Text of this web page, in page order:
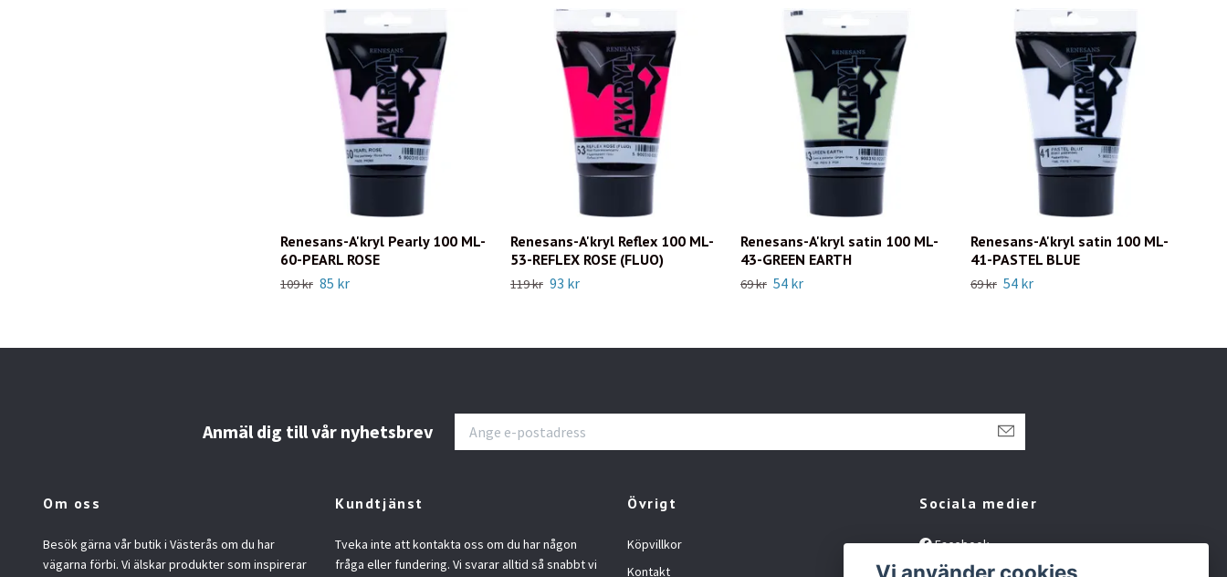
Renesans-A'kryl Pearly 100 ML-
60-PEARL ROSE
109 kr 85 kr
Renesans-A'kryl Reflex 100 ML-
53-REFLEX ROSE (FLUO)
119 kr 93 kr
Renesans-A'kryl satin 100 ML-
43-GREEN EARTH
69 kr 54 kr
Renesans-A'kryl satin 100 ML-
41-PASTEL BLUE
69 kr 54 kr
Anmäl dig till vår nyhetsbrev
Om oss
Besök gärna vår butik i Västerås om du har
vägarna förbi. Vi älskar produkter som inspirerar
Kundtjänst
Tveka inte att kontakta oss om du har någon
fråga eller fundering. Vi svarar alltid så snabbt vi
Övrigt
Köpvillkor
Kontakt
Sociala medier
Facebook
Instagram
Vi använder cookies